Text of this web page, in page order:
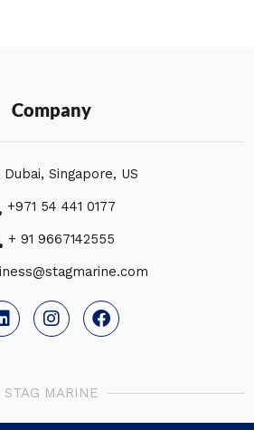
Company
Dubai, Singapore, US
+971 54 441 0177
+ 91 9667142555
i
n
n
n
s
r
a
a
c
o
k
STAG MARINE